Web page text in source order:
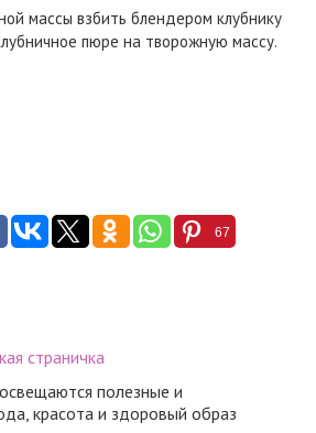
массы взбить блендером клубнику
пюре на творожную массу.
67
страничка
полезные и
красота и здоровый образ